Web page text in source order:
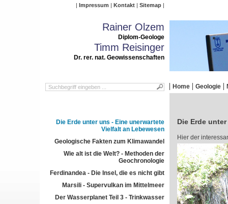
Impressum Kontakt Sitemap
Rainer Olzem
Diplom-Geologe
Timm Reisinger
Dr. rer. nat. Geowissenschaften
Home Geologie
Die Erde unter uns - Eine unerwartete
Vielfalt an Lebewesen
Geologische Fakten zum Klimawandel
Wie alt ist die Welt? - Methoden der
Geochronologie
Ferdinandea - Die Insel, die es nicht gibt
Marsili - Supervulkan im Mittelmeer
Der Wasserplanet Teil 3 - Trinkwasser
Die Erde
Hier der